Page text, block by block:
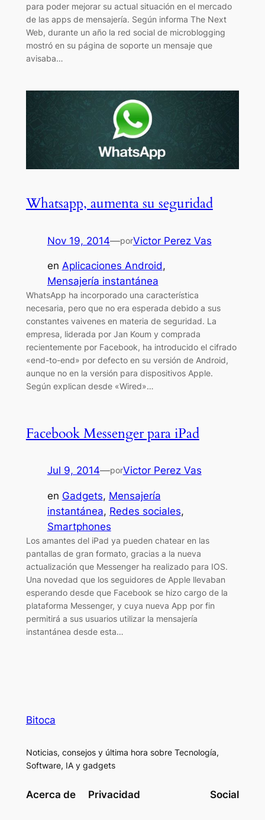
para poder mejorar su actual situación en el mercado
de las apps de mensajería. Según informa The Next
Web, durante un año la red social de microblogging
mostró en su página de soporte un mensaje que
avisaba…
Whatsapp, aumenta su seguridad
Nov 19, 2014—porVictor Perez Vas
en Aplicaciones Android
Mensajería instantánea
WhatsApp ha incorporado una característica
necesaria, pero que no era esperada debido a sus
constantes vaivenes en materia de seguridad. La
empresa, liderada por Jan Koum y comprada
recientemente por Facebook, ha introducido el cifrado
«end-to-end» por defecto en su versión de Android,
aunque no en la versión para dispositivos Apple.
Según explican desde «Wired»…
Facebook Messenger para iPad
Jul 9, 2014—porVictor Perez Vas
en Gadgets, Mensajería
instantánea, Redes sociales
Smartphones
Los amantes del iPad ya pueden chatear en las
pantallas de gran formato, gracias a la nueva
actualización que Messenger ha realizado para IOS.
Una novedad que los seguidores de Apple llevaban
esperando desde que Facebook se hizo cargo de la
plataforma Messenger, y cuya nueva App por fin
permitirá a sus usuarios utilizar la mensajería
instantánea desde esta…
Bitoca
Noticias, consejos y última hora sobre Tecnología,
Software, IA y gadgets
Acerca de Privacidad Social